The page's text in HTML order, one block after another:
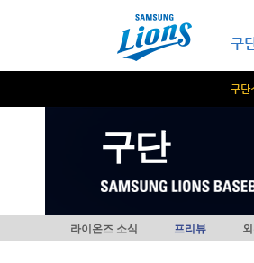
구
구단
구단
라이온즈 소식 프리뷰